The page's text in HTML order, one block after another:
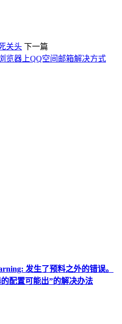
关头 下一篇
览器上QQ空间邮箱解决方式
发生了预料之外的错误。
配置可能出”的解决办法